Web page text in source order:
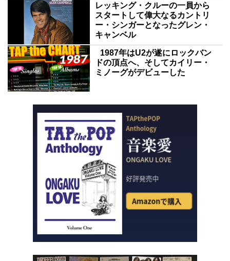
レッキング・クルーの一員から
スタートして偉大なるカントリ
ー・シンガーとなったグレン・
キャンベル
1987年はU2が遂にロックバン
ドの頂点へ、そしてカイリー・
ミノーグがデビューした